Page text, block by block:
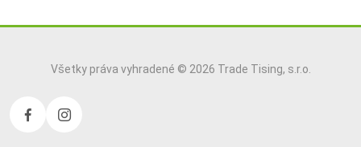
Všetky práva vyhradené © 2026 Trade Tising, s.r.o.